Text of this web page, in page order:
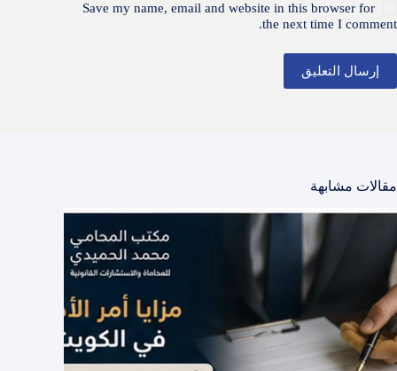
Save my name, email and website in this browser for
the next time I comment.
إرسال التعليق
مقالات مشابهة